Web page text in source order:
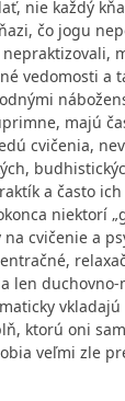
nie každý
čo jogu
vedomosti a
majú
cvičenia,
a často
niektorí
na cvičenie a
len
ktorú oni
veľmi zle